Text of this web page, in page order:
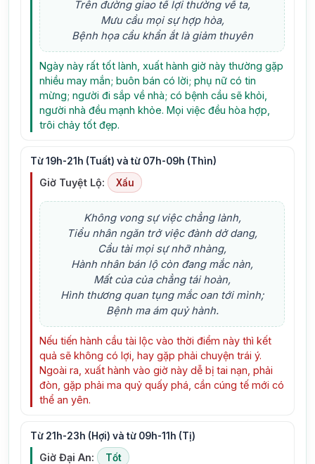
Trên đường giao tế lợi thường về ta,
Mưu cầu mọi sự hợp hòa,
Bệnh họa cầu khẩn ắt là giảm thuyên
Ngày này rất tốt lành, xuất hành giờ này thường gặp
nhiều may mắn; buôn bán có lời; phụ nữ có tin
mừng; người đi sắp về nhà; có bệnh cầu sẽ khỏi,
người nhà đều mạnh khỏe. Mọi việc đều hòa hợp,
trôi chảy tốt đẹp.
Từ 19h-21h (Tuất) và từ 07h-09h (Thìn)
Giờ Tuyệt Lộ: Xấu
Không vong sự việc chẳng lành,
Tiểu nhân ngăn trở việc đành dở dang,
Cầu tài mọi sự nhỡ nhàng,
Hành nhân bán lộ còn đang mắc nàn,
Mất của của chẳng tái hoàn,
Hình thương quan tụng mắc oan tới mình;
Bệnh ma ám quỷ hành.
Nếu tiến hành cầu tài lộc vào thời điểm này thì kết
quả sẽ không có lợi, hay gặp phải chuyện trái ý.
Ngoài ra, xuất hành vào giờ này dễ bị tai nạn, phải
đòn, gặp phải ma quỷ quấy phá, cần cúng tế mới có
thể an yên.
Từ 21h-23h (Hợi) và từ 09h-11h (Tị)
Giờ Đại An: Tốt